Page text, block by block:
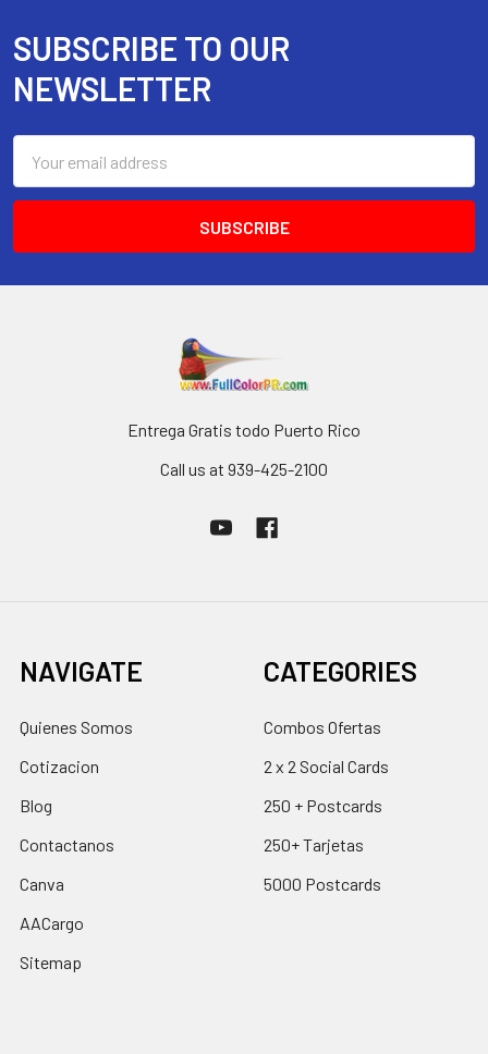
Footer
SUBSCRIBE TO OUR
NEWSLETTER
Address
Entrega Gratis todo Puerto Rico
Call us at 939-425-2100
NAVIGATE
Quienes Somos
Cotizacion
Blog
Contactanos
Canva
AACargo
Sitemap
CATEGORIES
Combos Ofertas
2 x 2 Social Cards
250 + Postcards
250+ Tarjetas
5000 Postcards